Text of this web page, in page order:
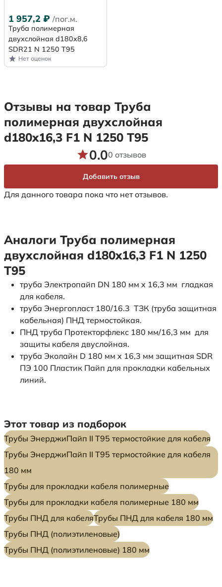
1 957,2 ₽ /пог.м.
Труба полимерная
двухслойная d180x8,6
SDR21 N 1250 Т95
Нет оценок
Отзывы на товар Труба
полимерная двухслойная
d180x16,3 F1 N 1250 Т95
Для данного товара пока что нет отзывов.
0.00 отзывов
Добавить отзыв
Аналоги Труба полимерная
двухслойная d180x16,3 F1 N 1250
Т95
труба Электропайп DN 180 мм x 16,3 мм гладкая
для кабеля.
труба Энергопласт 180/16.3 ТЗК (труба защитная
кабельная) ПНД термостойкая.
ПНД труба Протекторфлекс 180 мм/16,3 мм для
защиты кабеля двуслойная.
труба Эколайн D 180 мм x 16,3 мм защитная SDR
ПЭ 100 Пластик Пайп для прокладки кабельных
линий.
Этот товар из подборок
Трубы ЭнерджиПайп II Т95 термостойкие для кабеля
Трубы ЭнерджиПайп II Т95 термостойкие для кабеля
180 мм
Трубы для прокладки кабеля полимерные
Трубы для прокладки кабеля полимерные 180 мм
Трубы ПНД для кабеляТрубы ПНД для кабеля 180 мм
Трубы ПНД (полиэтиленовые)
Трубы ПНД (полиэтиленовые) 180 мм